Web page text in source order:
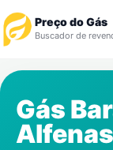
Preço do Gás
Buscador de
Revendedor
Gás
Alfenas